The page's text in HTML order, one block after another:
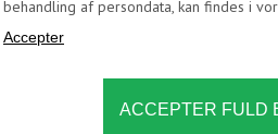
behandling af persondata, kan findes i